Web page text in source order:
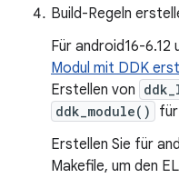
Build-Regeln
Für android16-6.12
Modul mit DDK
Erstellen von
ddk_module()
für
Erstellen Sie für
Makefile, um den